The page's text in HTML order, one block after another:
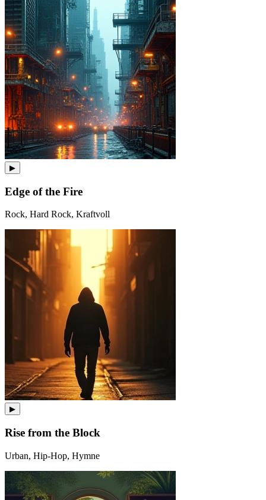
▶
Edge of the Fire
Rock, Hard Rock, Kraftvoll
▶
Rise from the Block
Urban, Hip-Hop, Hymne